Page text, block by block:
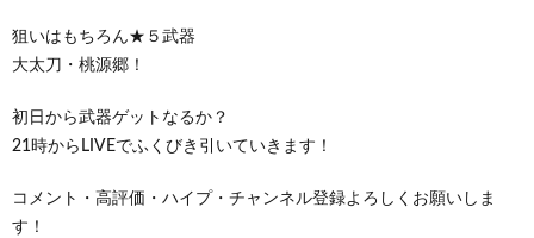
狙いはもちろん★５武器
大太刀・桃源郷！
初日から武器ゲットなるか？
21時からLIVEでふくびき引いていきます！
コメント・高評価・ハイプ・チャンネル登録よろしくお願いしま
す！